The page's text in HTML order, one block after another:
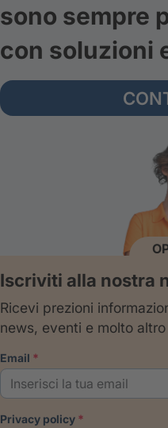
sono sempre
con soluzioni
Iscriviti alla nostra
Ricevi prezioni
news, eventi e molto
email
privacy policy